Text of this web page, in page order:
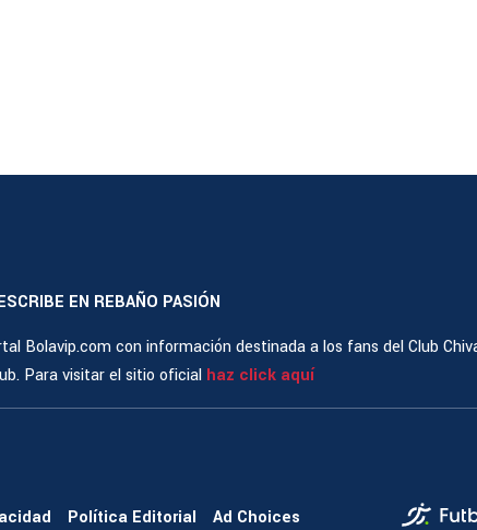
EN REBAÑO PASIÓN
Bolavip.com con información destinada a los fans del Club
Para visitar el sitio oficial haz click aquí
Política Editorial Ad Choices